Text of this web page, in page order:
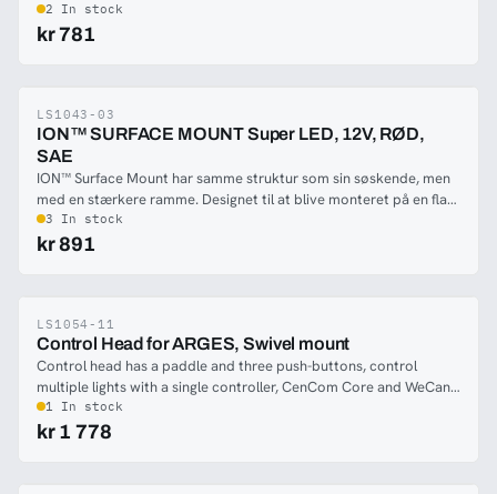
virke mere diskrete.
2 In stock
kr 781
-41%
LS1043-03
ION™ SURFACE MOUNT Super LED, 12V, RØD,
SAE
ION™ Surface Mount har samme struktur som sin søskende, men
med en stærkere ramme. Designet til at blive monteret på en flad
overflade og så holdbar som få. ION SM bringer seks Super med
sig-LED® og TIR-reflektor et retningsbestemt lys, der advarer al
3 In stock
kr 891
-40%
LS1054-11
Control Head for ARGES, Swivel mount
Control head has a paddle and three push-buttons, control
multiple lights with a single controller, CenCom Core and WeCanX
compatible. Paddle rotates and tilts Arges for full control and
maintains a 1:1 relationship with the lighthead.Paddle will
1 In stock
kr 1 778